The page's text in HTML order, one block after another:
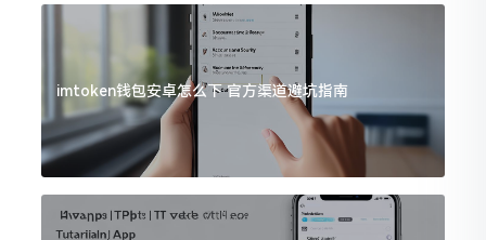
imtoken钱包安卓怎么下 官方渠道避坑指南